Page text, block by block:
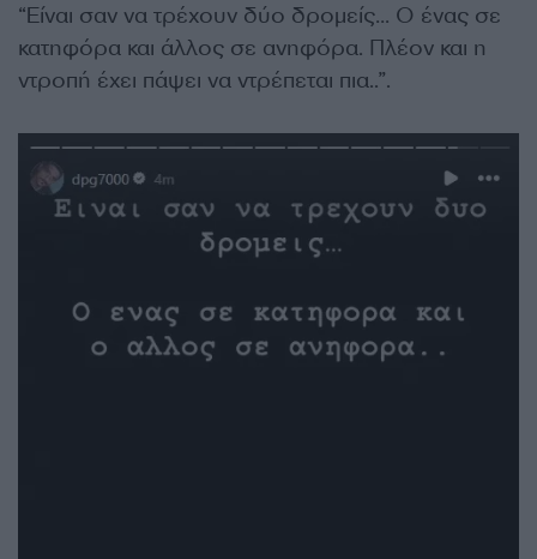
“Είναι σαν να τρέχουν δύο δρομείς… Ο ένας σε
κατηφόρα και άλλος σε ανηφόρα. Πλέον και η
ντροπή έχει πάψει να ντρέπεται πια..”.